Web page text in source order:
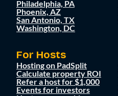
Philadelphia, PA
Phoenix, AZ
San Antonio, TX
Washington, DC
For Hosts
Hosting on PadSplit
Calculate property ROI
Refer a host for $1,000
Events for investors